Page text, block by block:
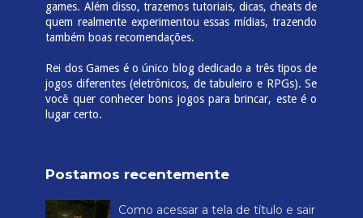
games. Além disso, trazemos tutoriais, dicas, cheats de
quem realmente experimentou essas mídias, trazendo
também boas recomendações.
Rei dos Games é o único blog dedicado a três tipos de
jogos diferentes (eletrônicos, de tabuleiro e RPGs). Se
você quer conhecer bons jogos para brincar, este é o
lugar certo.
Postamos recentemente
Como acessar a tela de título e sair